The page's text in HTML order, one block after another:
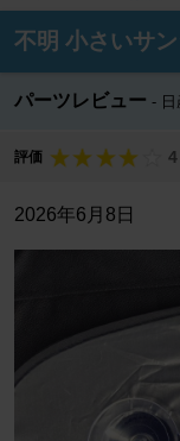
不明 小さいサ
パーツレビュー
評価 4
2026年6月8日